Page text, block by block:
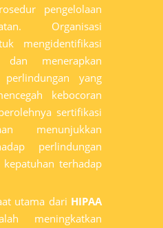
pengelolaan
Organisasi
mengidentifikasi
menerapkan
perlindungan yang
kebocoran
sertifikasi
menunjukkan
perlindungan
terhadap
utama dari HIPAA
meningkatkan